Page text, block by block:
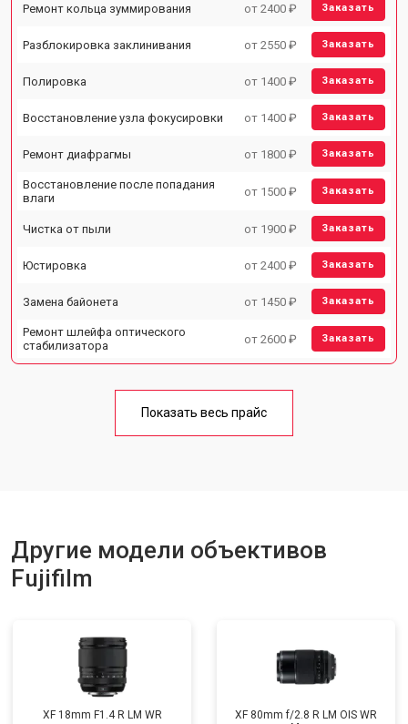
Ремонт кольца зуммирования от 2400 ₽ Заказать
Разблокировка заклинивания от 2550 ₽ Заказать
Полировка от 1400 ₽ Заказать
Восстановление узла фокусировки от 1400 ₽ Заказать
Ремонт диафрагмы от 1800 ₽ Заказать
Восстановление после попадания
влаги
от 1500 ₽ Заказать
Чистка от пыли от 1900 ₽ Заказать
Юстировка от 2400 ₽ Заказать
Замена байонета от 1450 ₽ Заказать
Ремонт шлейфа оптического
стабилизатора
от 2600 ₽ Заказать
Показать весь прайс
Другие модели объективов
Fujifilm
XF 18mm F1.4 R LM WR
XF 80mm f/2.8 R LM OIS WR